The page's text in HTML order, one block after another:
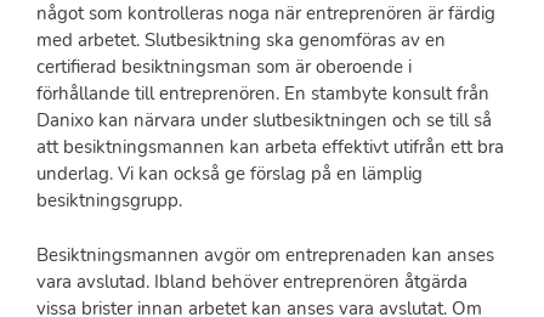
något som kontrolleras noga när entreprenören är färdig
med arbetet. Slutbesiktning ska genomföras av en
certifierad besiktningsman som är oberoende i
förhållande till entreprenören. En stambyte konsult från
Danixo kan närvara under slutbesiktningen och se till så
att besiktningsmannen kan arbeta effektivt utifrån ett bra
underlag. Vi kan också ge förslag på en lämplig
besiktningsgrupp.
Besiktningsmannen avgör om entreprenaden kan anses
vara avslutad. Ibland behöver entreprenören åtgärda
vissa brister innan arbetet kan anses vara avslutat. Om